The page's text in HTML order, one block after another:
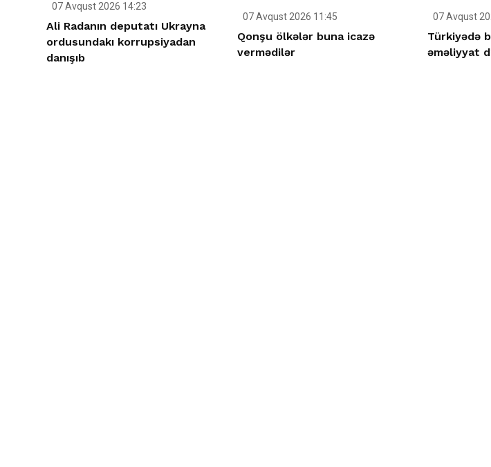
07 Avqust 2026 14:23
Ali Radanın deputatı Ukrayna
ordusundakı korrupsiyadan
danışıb
07 Avqust 2026 11:45
Qonşu ölkələr buna icazə
vermədilər
07 Avqust
Türkiyədə
əməliyyat